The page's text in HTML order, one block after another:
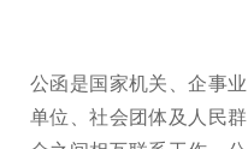
公函是国家机关、企事业
单位、社会团体及人民群